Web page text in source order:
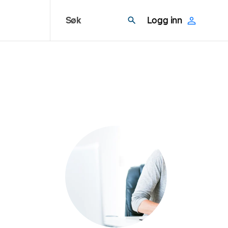
Søk Logg inn